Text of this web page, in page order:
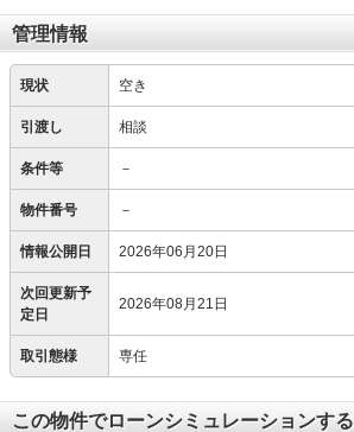
管理情報
現状 空き
引渡し 相談
条件等 －
物件番号 －
情報公開日 2026年06月20日
次回更新予
定日
2026年08月21日
取引態様 専任
この物件でローンシミュレーションする